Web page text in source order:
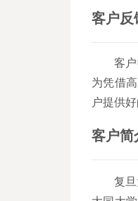
客户反
客
为凭借
户提供
客户简
复